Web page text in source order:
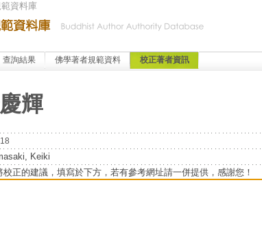
資料庫
查詢結果 佛學著者規範資料 校正著者資訊
輝
Keiki
校正的建議，填寫於下方，若有參考網址請一併提供，感謝您！